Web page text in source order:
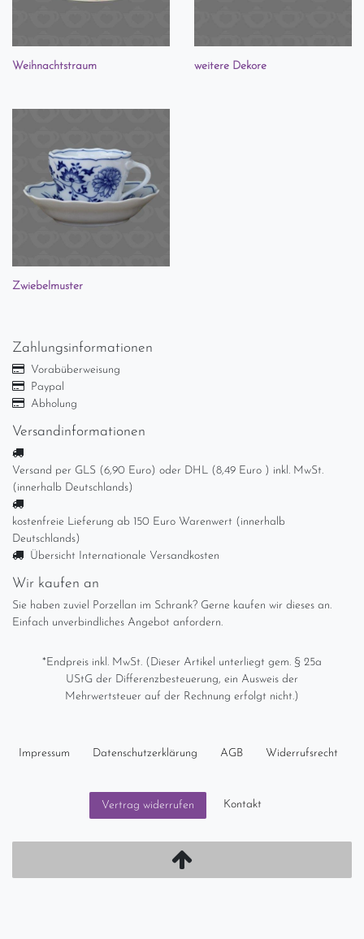
Weihnachtstraum weitere Dekore
Zwiebelmuster
Zahlungsinformationen
Vorabüberweisung
Paypal
Abholung
Versandinformationen
Versand per GLS (6,90 Euro) oder DHL (8,49 Euro ) inkl. MwSt.
(innerhalb Deutschlands)
kostenfreie Lieferung ab 150 Euro Warenwert (innerhalb
Deutschlands)
Übersicht Internationale Versandkosten
Wir kaufen an
Sie haben zuviel Porzellan im Schrank? Gerne kaufen wir dieses an.
Einfach unverbindliches Angebot anfordern.
*Endpreis inkl. MwSt. (Dieser Artikel unterliegt gem. § 25a
UStG der Differenzbesteuerung, ein Ausweis der
Mehrwertsteuer auf der Rechnung erfolgt nicht.)
Impressum Daten­schutz­erklärung AGB Widerrufs­recht
Vertrag widerrufen Kontakt